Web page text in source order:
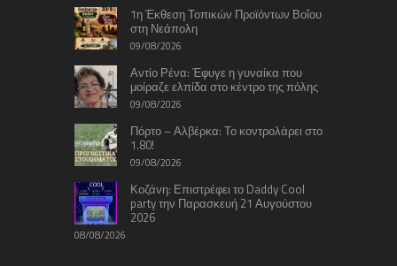
1η Έκθεση Τοπικών Προϊόντων Βοΐου
στη Νεάπολη
09/08/2026
Αντίο Ρένα: Έφυγε η γυναίκα που
μοίραζε ελπίδα στο κέντρο της πόλης
09/08/2026
Πόρτο – Αλβέρκα: Το κοντρολάρει στο
1.80!
09/08/2026
Κοζάνη: Επιστρέφει το Daddy Cool
party την Παρασκευή 21 Αυγούστου
2026
08/08/2026